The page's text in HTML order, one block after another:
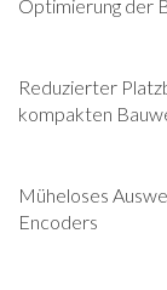
Optimierung der
Reduzierter
kompakten
Müheloses
Encoders